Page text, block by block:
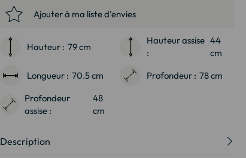
Ajouter à ma liste d'envies
Hauteur : 79 cm
Hauteur assise
:
44
cm
Longueur : 70.5 cm Profondeur : 78 cm
Profondeur
assise :
48
cm
Description